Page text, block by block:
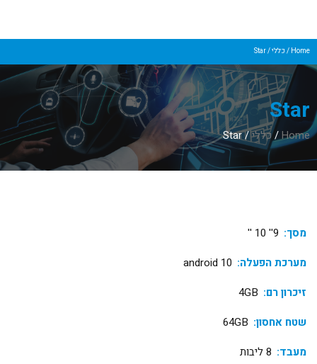
Home
/ כללי/ Star
Star
Home
/כללי/ Star
מסך: 9'' 10 ''
מערכת הפעלה: android 10
זיכרון רם: 4GB
שטח אחסון: 64GB
מעבד: 8 ליבות